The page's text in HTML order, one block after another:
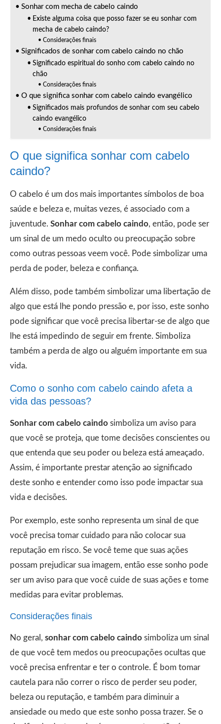
Sonhar com mecha de cabelo caindo
Existe alguma coisa que posso fazer se eu sonhar com
mecha de cabelo caindo?
Considerações finais
Significados de sonhar com cabelo caindo no chão
Significado espiritual do sonho com cabelo caindo no
chão
Considerações finais
O que significa sonhar com cabelo caindo evangélico
Significados mais profundos de sonhar com seu cabelo
caindo evangélico
Considerações finais
O que significa sonhar com cabelo
caindo?
O cabelo é um dos mais importantes símbolos de boa
saúde e beleza e, muitas vezes, é associado com a
juventude. Sonhar com cabelo caindo, então, pode ser
um sinal de um medo oculto ou preocupação sobre
como outras pessoas veem você. Pode simbolizar uma
perda de poder, beleza e confiança.
Além disso, pode também simbolizar uma libertação de
algo que está lhe pondo pressão e, por isso, este sonho
pode significar que você precisa libertar-se de algo que
lhe está impedindo de seguir em frente. Simboliza
também a perda de algo ou alguém importante em sua
vida.
Como o sonho com cabelo caindo afeta a
vida das pessoas?
Sonhar com cabelo caindo simboliza um aviso para
que você se proteja, que tome decisões conscientes ou
que entenda que seu poder ou beleza está ameaçado.
Assim, é importante prestar atenção ao significado
deste sonho e entender como isso pode impactar sua
vida e decisões.
Por exemplo, este sonho representa um sinal de que
você precisa tomar cuidado para não colocar sua
reputação em risco. Se você teme que suas ações
possam prejudicar sua imagem, então esse sonho pode
ser um aviso para que você cuide de suas ações e tome
medidas para evitar problemas.
Considerações finais
No geral, sonhar com cabelo caindo simboliza um sinal
de que você tem medos ou preocupações ocultas que
você precisa enfrentar e ter o controle. É bom tomar
cautela para não correr o risco de perder seu poder,
beleza ou reputação, e também para diminuir a
ansiedade ou medo que este sonho possa trazer. Se o